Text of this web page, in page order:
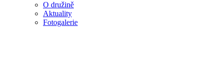
O družině
Aktuality
Fotogalerie